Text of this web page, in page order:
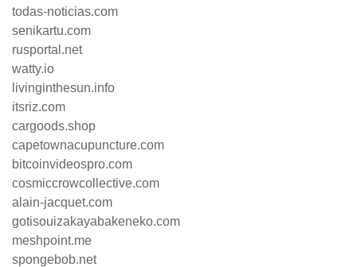
todas-noticias.com
senikartu.com
rusportal.net
watty.io
livinginthesun.info
itsriz.com
cargoods.shop
capetownacupuncture.com
bitcoinvideospro.com
cosmiccrowcollective.com
alain-jacquet.com
gotisouizakayabakeneko.com
meshpoint.me
spongebob.net